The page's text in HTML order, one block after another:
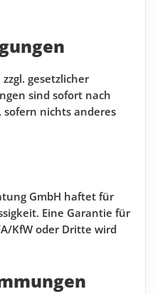
gesetzlicher
sind sofort nach
sofern nichts anderes
GmbH haftet für
Eine Garantie für
KfW oder Dritte wird